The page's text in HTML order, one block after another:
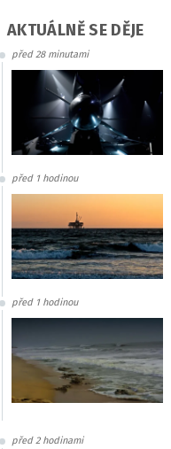
AKTUÁLNĚ SE DĚJE
před 28 minutami
před 1 hodinou
před 1 hodinou
před 2 hodinami